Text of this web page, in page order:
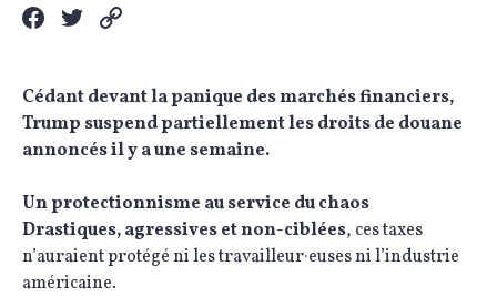
Cédant devant la panique des marchés financiers,
Trump suspend partiellement les droits de douane
annoncés il y a une semaine.
Un protectionnisme au service du chaos
Drastiques, agressives et non-ciblées, ces taxes
n’auraient protégé ni les travailleur·euses ni l’industrie
américaine.